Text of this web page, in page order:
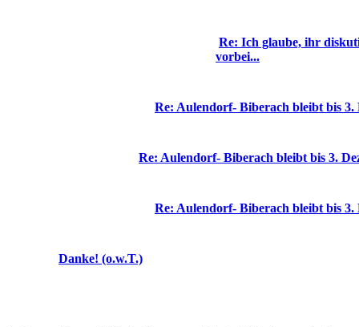
Re: Ich glaube, ihr
vorbei...
Re: Aulendorf- Biberach bleibt bis 3.
Re: Aulendorf- Biberach bleibt bis 3.
Re: Aulendorf- Biberach bleibt bis 3.
Danke! (o.w.T.)